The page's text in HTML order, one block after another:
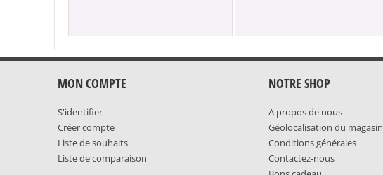
MON COMPTE
S'identifier
Créer compte
Liste de souhaits
Liste de comparaison
NOTRE SHOP
A propos de nous
Géolocalisation du magasin
Conditions générales
Contactez-nous